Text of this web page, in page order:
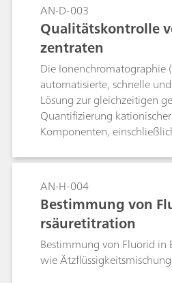
AN-D-003
Qualitätskontrolle
zentraten
Die Ionenchromatographie
automatisierte, schnelle
Lösung zur gleichzeitigen
Quantifizierung
Komponenten,
wirtschaftlichen
Techniken zur
pharmazeutischer Lösungen
Hämodialysekonzentrate.
Benutzerfreundlichkeit,
hohe Durchsatz von IC
und erfüllen die
Routine- und
AN-H-004
Bestimmung von
rsäuretitration
Bestimmung von Fluorid in
wie